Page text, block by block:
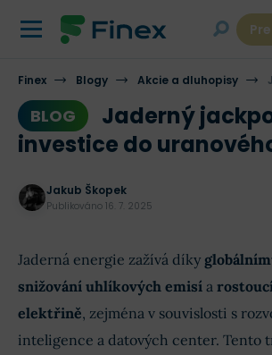
Finex Blogy Akcie a dluhopisy
BLOG
Jaderný
investice do
Jakub Škopek
Publikováno 16. 7. 2025
Jaderná energie zažívá díky
snižování uhlíkových emisí a
elektřině, zejména v souvislosti s
inteligence a datových center. Tento